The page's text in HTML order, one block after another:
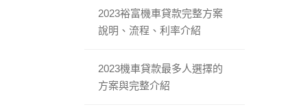
2023裕富機車貸款完整方案
說明、流程、利率介紹
2023機車貸款最多人選擇的
方案與完整介紹